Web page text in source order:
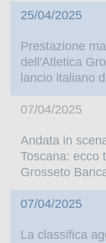
25/04/2025
Prestazione
dell'Atletica
lancio italiano
07/04/2025
Andata in
Toscana: ecco
Grosseto
07/04/2025
La classifica